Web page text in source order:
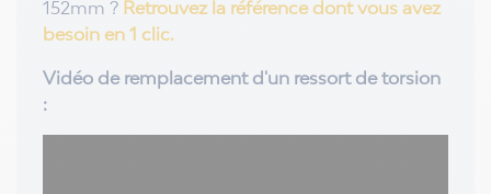
152mm ? Retrouvez la référence dont vous avez
besoin en 1 clic.
Vidéo de remplacement d'un ressort de torsion
: